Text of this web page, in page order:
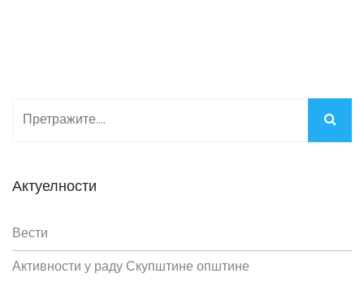
Актуелности
Вести
Активности у раду Скупштине општине